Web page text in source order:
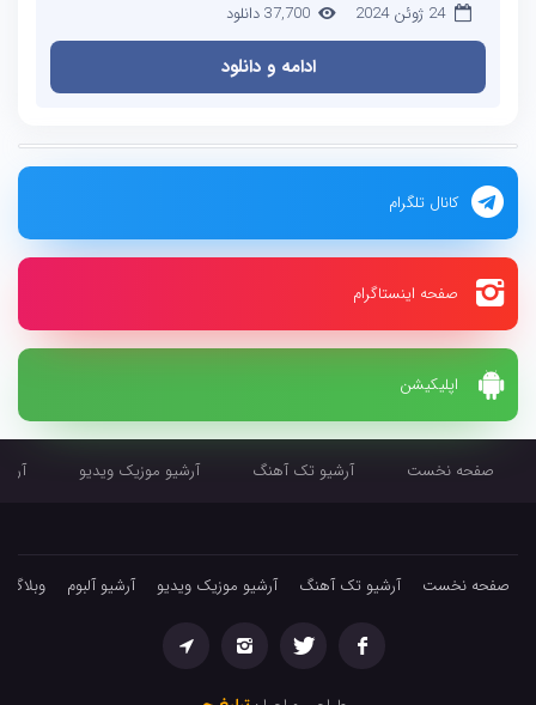
اپلیکیشن
24 ژوئن 2024 37,700 دانلود
ادامه و دانلود
کانال تلگرام
صفحه اینستاگرام
صفحه نخست آرشیو تک آهنگ آرشیو موزیک ویدیو
صفحه نخست آرشیو تک آهنگ آرشیو موزیک ویدیو آرشیو آلبوم وبلاگ